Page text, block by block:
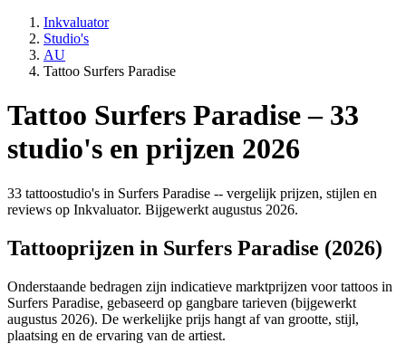
Inkvaluator
Studio's
AU
Tattoo Surfers Paradise
Tattoo Surfers Paradise – 33
studio's en prijzen 2026
33 tattoostudio's in Surfers Paradise -- vergelijk prijzen, stijlen en
reviews op Inkvaluator. Bijgewerkt augustus 2026.
Tattooprijzen in Surfers Paradise (2026)
Onderstaande bedragen zijn indicatieve marktprijzen voor tattoos in
Surfers Paradise, gebaseerd op gangbare tarieven (bijgewerkt
augustus 2026). De werkelijke prijs hangt af van grootte, stijl,
plaatsing en de ervaring van de artiest.